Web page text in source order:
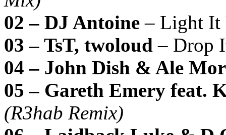
02 – DJ Antoine – Light
03 – TsT, twoloud – Drop
04 – John Dish & Ale
05 – Gareth Emery feat.
(R3hab Remix)